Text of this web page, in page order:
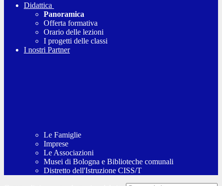
Didattica
Panoramica
Offerta formativa
Orario delle lezioni
I progetti delle classi
I nostri Partner
Le Famiglie
Imprese
Le Associazioni
Musei di Bologna e Biblioteche comunali
Distretto dell'Istruzione CISS/T